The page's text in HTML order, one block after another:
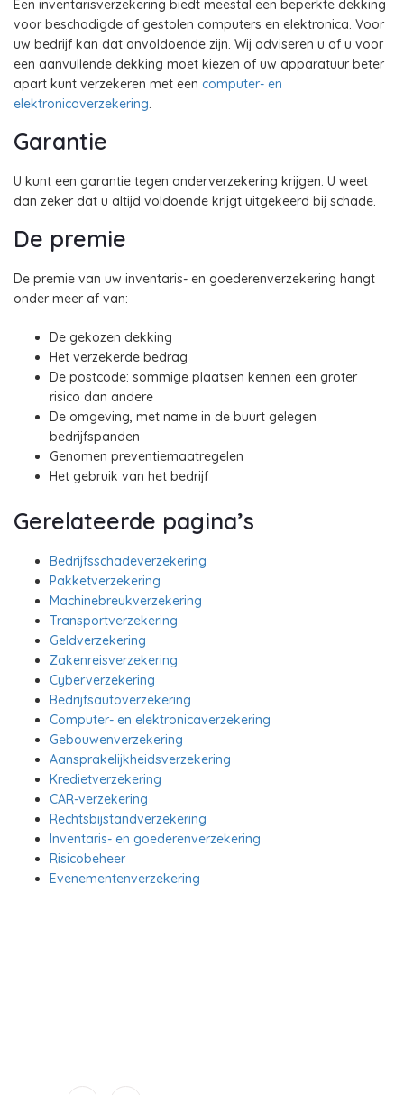
Een inventarisverzekering biedt meestal een beperkte dekking
voor beschadigde of gestolen computers en elektronica. Voor
uw bedrijf kan dat onvoldoende zijn. Wij adviseren u of u voor
een aanvullende dekking moet kiezen of uw apparatuur beter
apart kunt verzekeren met een computer- en
elektronicaverzekering.
Garantie
U kunt een garantie tegen onderverzekering krijgen. U weet
dan zeker dat u altijd voldoende krijgt uitgekeerd bij schade.
De premie
De premie van uw inventaris- en goederenverzekering hangt
onder meer af van:
De gekozen dekking
Het verzekerde bedrag
De postcode: sommige plaatsen kennen een groter
risico dan andere
De omgeving, met name in de buurt gelegen
bedrijfspanden
Genomen preventiemaatregelen
Het gebruik van het bedrijf
Gerelateerde pagina’s
Bedrijfsschadeverzekering
Pakketverzekering
Machinebreukverzekering
Transportverzekering
Geldverzekering
Zakenreisverzekering
Cyberverzekering
Bedrijfsautoverzekering
Computer- en elektronicaverzekering
Gebouwenverzekering
Aansprakelijkheidsverzekering
Kredietverzekering
CAR-verzekering
Rechtsbijstandverzekering
Inventaris- en goederenverzekering
Risicobeheer
Evenementenverzekering